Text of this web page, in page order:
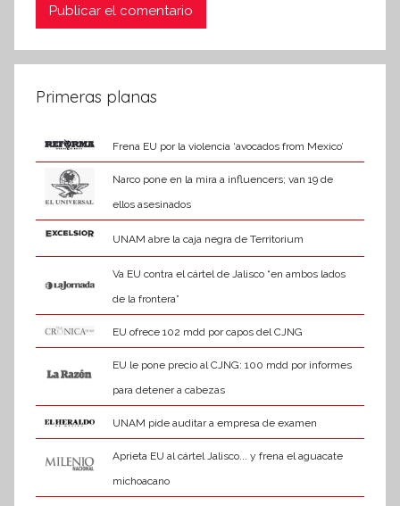
Primeras planas
Frena EU por la violencia ‘avocados from Mexico’
Narco pone en la mira a influencers; van 19 de
ellos asesinados
UNAM abre la caja negra de Territorium
Va EU contra el cártel de Jalisco “en ambos lados
de la frontera”
EU ofrece 102 mdd por capos del CJNG
EU le pone precio al CJNG: 100 mdd por informes
para detener a cabezas
UNAM pide auditar a empresa de examen
Aprieta EU al cártel Jalisco... y frena el aguacate
michoacano